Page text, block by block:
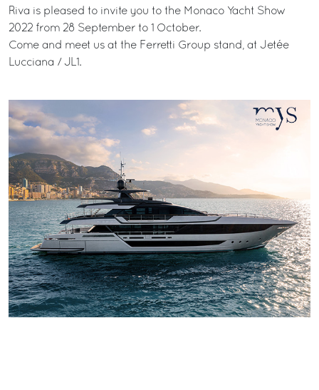
Riva is pleased to invite you to the Monaco Yacht Show
2022 from 28 September to 1 October.
Come and meet us at the Ferretti Group stand, at Jetée
Lucciana / JL1.